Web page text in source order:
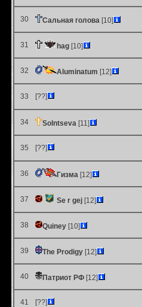
30 Сальная голова [10]
31 hag [10]
32 Aluminatum [12]
33 [??]
34 Solntseva [11]
35 [??]
36 Гизма [12]
37 Se r gej [12]
38 Quiney [10]
39 The Prodigy [12]
40 Патриот РФ [12]
41 [??]